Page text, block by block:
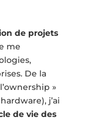
de projets
me
De la
»
j’ai
de vie des